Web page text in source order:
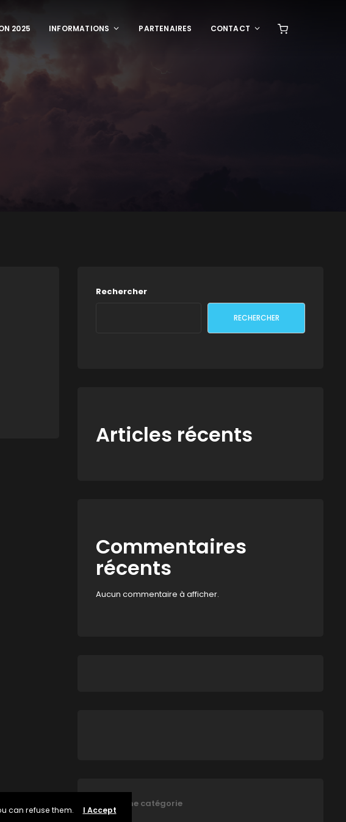
2025 INFORMATIONS PARTENAIRES CONTACT
Rechercher
RECHERCHER
Articles récents
Commentaires
récents
Aucun commentaire à afficher.
Aucune catégorie
can refuse them. I Accept